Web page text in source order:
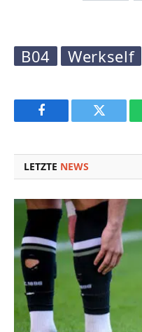
B04 Werkself
Facebook Twitter
LETZTE NEWS